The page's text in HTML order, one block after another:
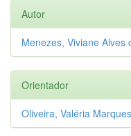
Autor
Menezes, Viviane Alves
Orientador
Oliveira, Valéria